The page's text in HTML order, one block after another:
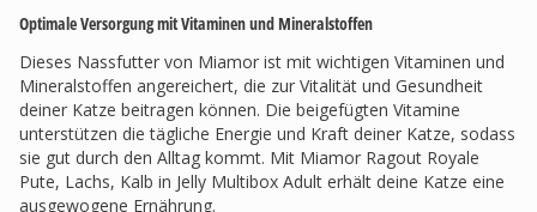
Optimale Versorgung mit Vitaminen und Mineralstoffen
Dieses Nassfutter von Miamor ist mit wichtigen Vitaminen und
Mineralstoffen angereichert, die zur Vitalität und Gesundheit
deiner Katze beitragen können. Die beigefügten Vitamine
unterstützen die tägliche Energie und Kraft deiner Katze, sodass
sie gut durch den Alltag kommt. Mit Miamor Ragout Royale
Pute, Lachs, Kalb in Jelly Multibox Adult erhält deine Katze eine
ausgewogene Ernährung.